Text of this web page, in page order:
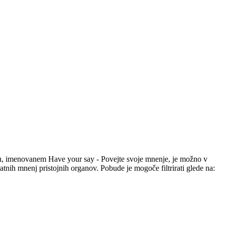
Have your say - Povejte svoje mnenje, je možno v
mnenj pristojnih organov. Pobude je mogoče filtrirati glede na: